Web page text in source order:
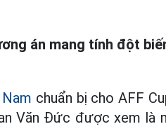
án mang tính đột
chuẩn bị cho AFF
Văn Đức được xem là